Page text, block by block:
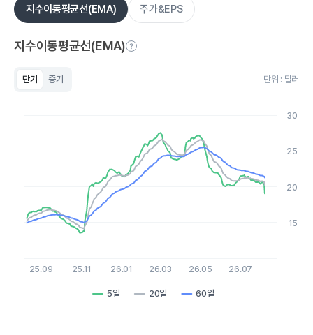
지수이동평균선(EMA) 주가&EPS
지수이동평균선(EMA)
단기 중기 단위 : 달러
The chart has 1 X axis displaying Time. Data ranges from
The chart has 1 Y axis displaying values. Data ranges from
5일 20일 60일
25.09 25.11 26.01 26.03 26.05 26.07
15
20
25
30